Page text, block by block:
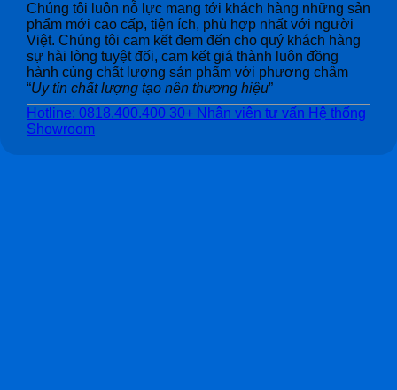
Chúng tôi luôn nỗ lực mang tới khách hàng những sản
phẩm mới cao cấp, tiện ích, phù hợp nhất với người
Việt. Chúng tôi cam kết đem đến cho quý khách hàng
sự hài lòng tuyệt đối, cam kết giá thành luôn đồng
hành cùng chất lượng sản phẩm với phương châm
“Uy tín chất lượng tạo nên thương hiệu”
Hotline: 0818.400.400 30+ Nhân viên tư vấn Hệ thống
Showroom